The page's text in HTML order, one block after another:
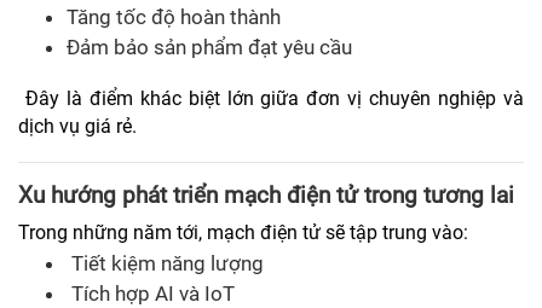
Tăng tốc độ hoàn thành
Đảm bảo sản phẩm đạt yêu cầu
Đây là điểm khác biệt lớn giữa đơn vị chuyên nghiệp và
dịch vụ giá rẻ.
Xu hướng phát triển mạch điện tử trong tương lai
Trong những năm tới, mạch điện tử sẽ tập trung vào:
Tiết kiệm năng lượng
Tích hợp AI và IoT